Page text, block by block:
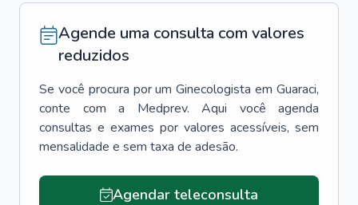
Agende uma consulta com valores
reduzidos
Se você procura por um Ginecologista em Guaraci,
conte com a Medprev. Aqui você agenda
consultas e exames por valores acessíveis, sem
mensalidade e sem taxa de adesão.
Agendar teleconsulta